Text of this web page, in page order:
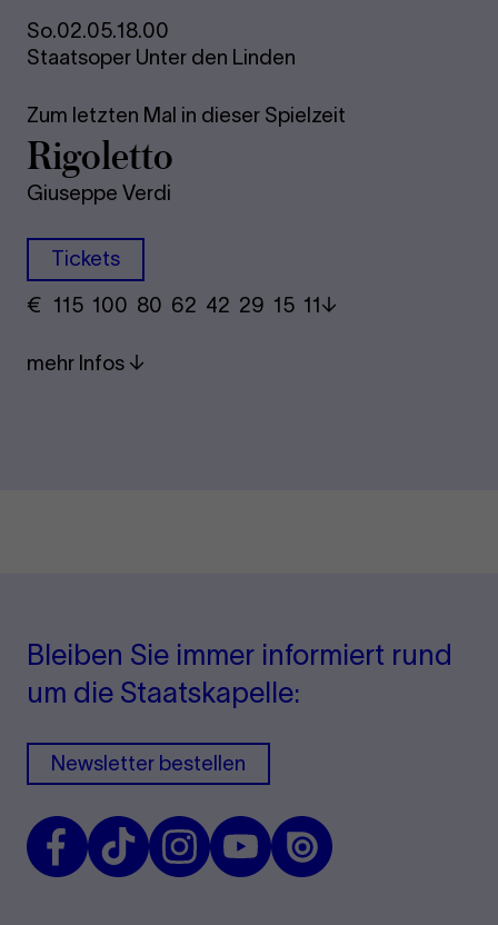
So.02.05.18.00
Staatsoper Unter den Linden
Zum letzten Mal in dieser Spielzeit
Rigoletto
Giuseppe Verdi
Tickets
€ ​ 115 100 80​ 62 42 29​ 15 11
mehr Infos
Bleiben Sie immer informiert rund
um die Staatskapelle:
Newsletter bestellen
FacebookTikTokInstagramYoutubeIssuu